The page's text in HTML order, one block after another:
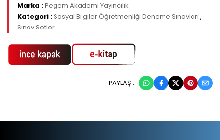
Marka :Pegem Akademi Yayıncılık
Kategori :Sosyal Bilgiler Öğretmenliği Deneme Sınavları ,
Sınav Setleri
PAYLAŞ :